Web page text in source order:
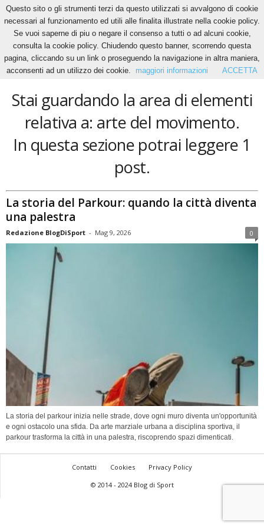
Home Tags Arte del movimento
arte del movimento
Stai guardando la area di elementi
relativa a: arte del movimento.
In questa sezione potrai leggere 1
post.
La storia del Parkour: quando la città diventa
una palestra
Redazione BlogDiSport - Mag 9, 2026 0
La storia del parkour inizia nelle strade, dove ogni muro diventa un'opportunità
e ogni ostacolo una sfida. Da arte marziale urbana a disciplina sportiva, il
parkour trasforma la città in una palestra, riscoprendo spazi dimenticati.
Contatti Cookies
Privacy Policy
© 2014 - 2024 Blog di Sport
Questo sito o gli strumenti terzi da questo utilizzati si avvalgono di cookie
necessari al funzionamento ed utili alle finalita illustrate nella cookie policy.
Se vuoi saperne di piu o negare il consenso a tutti o ad alcuni cookie,
consulta la cookie policy. Chiudendo questo banner, scorrendo questa
pagina, cliccando su un link o proseguendo la navigazione in altra maniera,
acconsenti ad un utilizzo dei cookie.
maggiori informazioni ACCETTA